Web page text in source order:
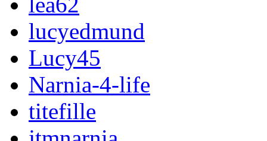
lucyedmund
Lucy45
Narnia-4-life
titefille